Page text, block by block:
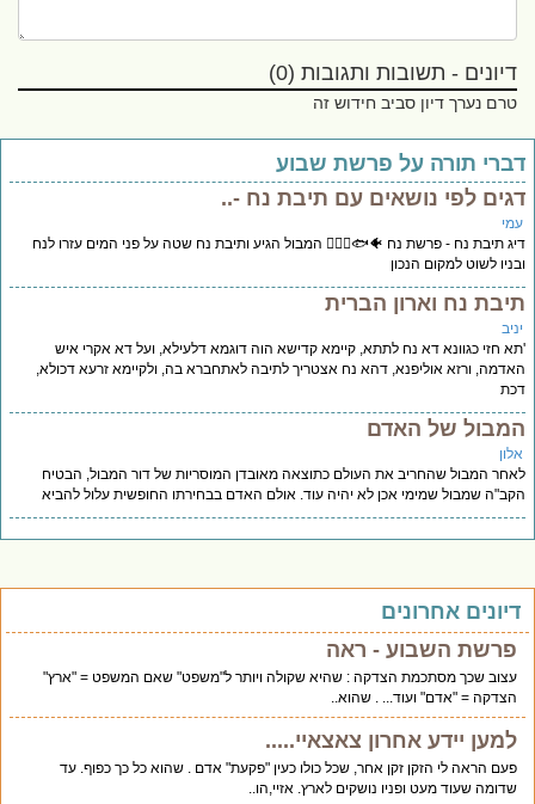
דיונים - תשובות ותגובות (0)
טרם נערך דיון סביב חידוש זה
תורה על פרשת שבוע
לפי נושאים עם תיבת נח -..
תיבת נח - פרשת נח 🐠🐟🚣🏻‍♀️ המבול הגיע ותיבת נח שטה על פני המים עזרו לנח
לשוט למקום הנכון
נח וארון הברית
חזי כגוונא דא נח לתתא, קיימא קדישא הוה דוגמא דלעילא, ועל דא אקרי איש
ורזא אוליפנא, דהא נח אצטריך לתיבה לאתחברא בה, ולקיימא זרעא דכולא,
של האדם
המבול שהחריב את העולם כתוצאה מאובדן המוסריות של דור המבול, הבטיח
שמבול שמימי אכן לא יהיה עוד. אולם האדם בבחירתו החופשית עלול להביא
אחרונים
פרשת השבוע - ראה
עצוב שכך מסתכמת הצדקה : שהיא שקולה ויותר ל"משפט" שאם המשפט = "ארץ"
הצדקה = "אדם" ועוד... . שהוא..
למען יידע אחרון צאצאיי.....
פעם הראה לי הזקן זקן אחר, שכל כולו כעין "פקעת" אדם . שהוא כל כך כפוף. עד
שדומה שעוד מעט ופניו נושקים לארץ. אזיי,הו..